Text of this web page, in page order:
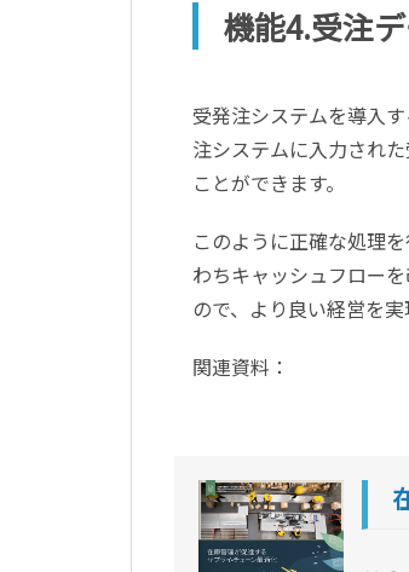
機能4.受注
受発注システムを導入
注システムに入力され
ことができます。
このように正確な処理
わちキャッシュフロー
ので、より良い経営を
関連資料：